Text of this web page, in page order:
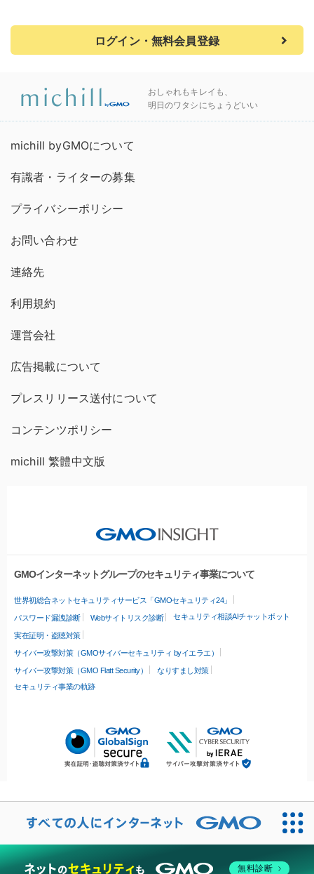
ログイン・無料会員登録
おしゃれもキレイも、
明日のワタシにちょうどいい
michill byGMOについて
有識者・ライターの募集
プライバシーポリシー
お問い合わせ
連絡先
利用規約
運営会社
広告掲載について
プレスリリース送付について
コンテンツポリシー
michill 繁體中文版
GMOインターネットグループのセキュリティ事業について
世界初総合ネットセキュリティサービス「GMOセキュリティ24」
パスワード漏洩診断 Webサイトリスク診断 セキュリティ相談AIチャットボット
実在証明・盗聴対策
サイバー攻撃対策（GMOサイバーセキュリティ byイエラエ）
サイバー攻撃対策（GMO Flatt Security）
なりすまし対策
セキュリティ事業の軌跡
無料診断